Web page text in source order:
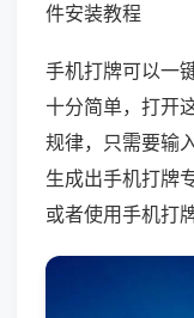
件安装教程
手机打牌可以一
十分简单，打开
规律，只需要输
生成出手机打牌
或者使用手机打